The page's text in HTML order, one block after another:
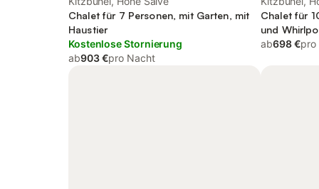
Chalet für 7 Personen, mit Garten, mit
Haustier
Kostenlose Stornierung
ab903 €pro Nacht
Chalet für
und
ab698 €pro